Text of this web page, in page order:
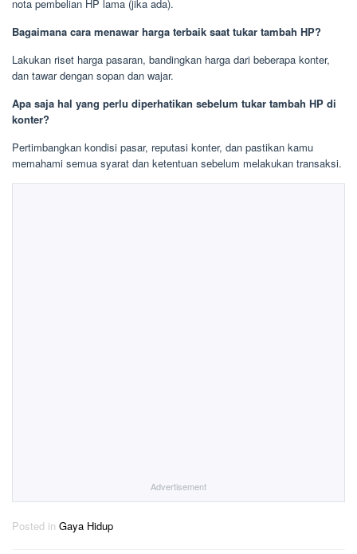
nota pembelian HP lama (jika ada).
Bagaimana cara menawar harga terbaik saat tukar tambah HP?
Lakukan riset harga pasaran, bandingkan harga dari beberapa konter,
dan tawar dengan sopan dan wajar.
Apa saja hal yang perlu diperhatikan sebelum tukar tambah HP di
konter?
Pertimbangkan kondisi pasar, reputasi konter, dan pastikan kamu
memahami semua syarat dan ketentuan sebelum melakukan transaksi.
Advertisement
Posted in Gaya Hidup